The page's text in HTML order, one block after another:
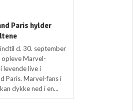
Paris hylder
d. 30. september
opleve Marvel-
levende live i
Paris. Marvel-fans i
dykke ned i en...